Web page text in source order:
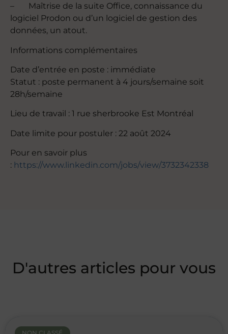
– Maîtrise de la suite Office, connaissance du
logiciel Prodon ou d’un logiciel de gestion des
données, un atout.
Informations complémentaires
Date d’entrée en poste : immédiate
Statut : poste permanent à 4 jours/semaine soit
28h/semaine
Lieu de travail : 1 rue sherbrooke Est Montréal
Date limite pour postuler : 22 août 2024
Pour en savoir plus
: https://www.linkedin.com/jobs/view/3732342338
D'autres articles pour vous